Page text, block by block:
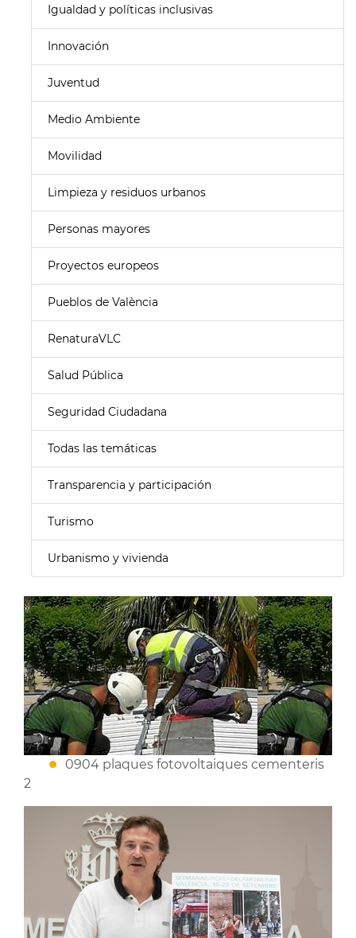
Igualdad y políticas inclusivas
Innovación
Juventud
Medio Ambiente
Movilidad
Limpieza y residuos urbanos
Personas mayores
Proyectos europeos
Pueblos de València
RenaturaVLC
Salud Pública
Seguridad Ciudadana
Todas las temáticas
Transparencia y participación
Turismo
Urbanismo y vivienda
0904 plaques fotovoltaiques cementeris
2